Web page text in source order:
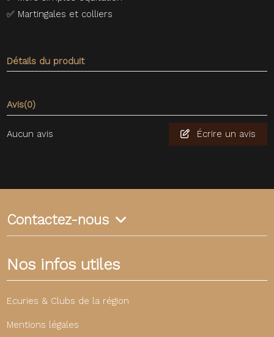
✅ Martingales et colliers
Détails du produit
Avis(0)
Aucun avis Écrire un avis
Contactez-nous
Nos infos utiles
Ecuries & Clubs de la région
Mentions légales